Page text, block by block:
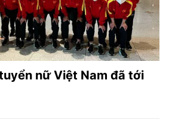
tuyển nữ Việt Nam đã tới